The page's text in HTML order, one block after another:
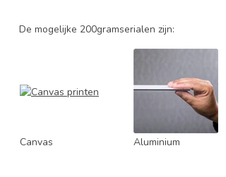
De mogelijke 200gramserialen zijn:
Canvas Aluminium